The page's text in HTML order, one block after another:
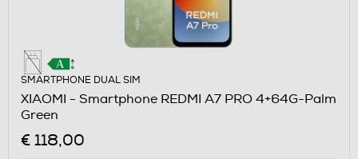
SMARTPHONE DUAL SIM
XIAOMI - Smartphone REDMI A7 PRO 4+64G-Palm
Green
€ 118,00